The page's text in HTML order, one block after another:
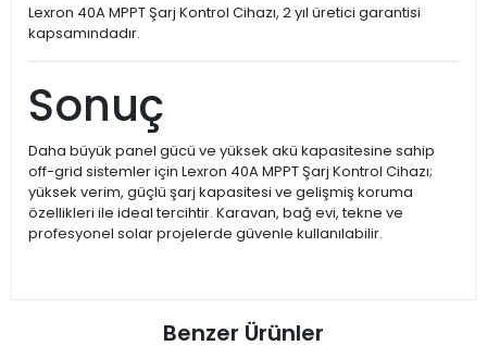
Lexron 40A MPPT Şarj Kontrol Cihazı, 2 yıl üretici garantisi
kapsamındadır.
Sonuç
Daha büyük panel gücü ve yüksek akü kapasitesine sahip
off-grid sistemler için Lexron 40A MPPT Şarj Kontrol Cihazı;
yüksek verim, güçlü şarj kapasitesi ve gelişmiş koruma
özellikleri ile ideal tercihtir. Karavan, bağ evi, tekne ve
profesyonel solar projelerde güvenle kullanılabilir.
Benzer Ürünler